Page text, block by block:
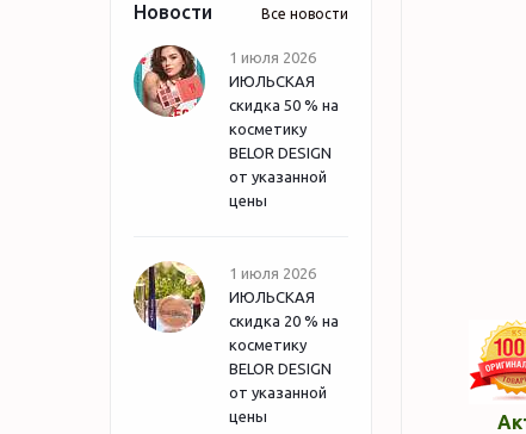
Новости Все новости
1 июля 2026
ИЮЛЬСКАЯ
скидка 50 % на
косметику
BELOR DESIGN
от указанной
цены
1 июля 2026
ИЮЛЬСКАЯ
скидка 20 % на
косметику
BELOR DESIGN
от указанной
цены